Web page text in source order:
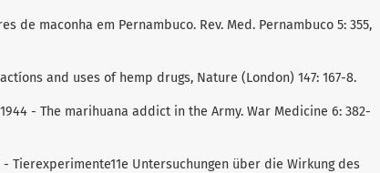
de maconha em Pernambuco. Rev. Med. Pernambuco 5: 355,
actíons and uses of hemp drugs, Nature (London) 147: 167-8.
- 1944 - The marihuana addict in the Army. War Medicine 6: 382-
- Tierexperimente11e Untersuchungen über die Wirkung des